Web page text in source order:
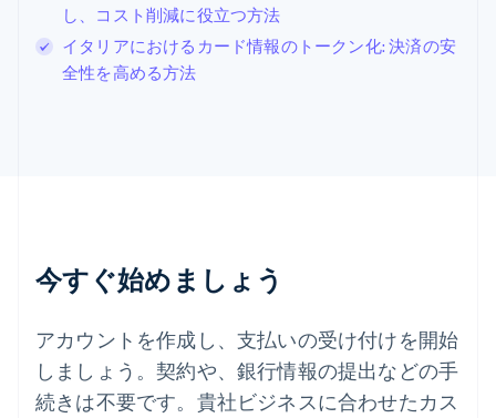
し、コスト削減に役立つ方法
イタリアにおけるカード情報のトークン化: 決済の安
全性を高める方法
今すぐ始めましょう
アカウントを作成し、支払いの受け付けを開始
しましょう。契約や、銀行情報の提出などの手
続きは不要です。貴社ビジネスに合わせたカス
SvenskaEnglish
EspañolEnglish
スロバキア
English
Deutsch English
ニュージーランド
English
ノルウェー